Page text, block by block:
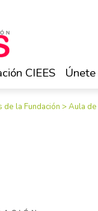
CIEES Únete
de la Fundación >Aula de